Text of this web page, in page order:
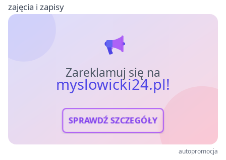
zajęcia i zapisy
Zareklamuj się na
myslowicki24.pl!
SPRAWDŹ SZCZEGÓŁY
autopromocja